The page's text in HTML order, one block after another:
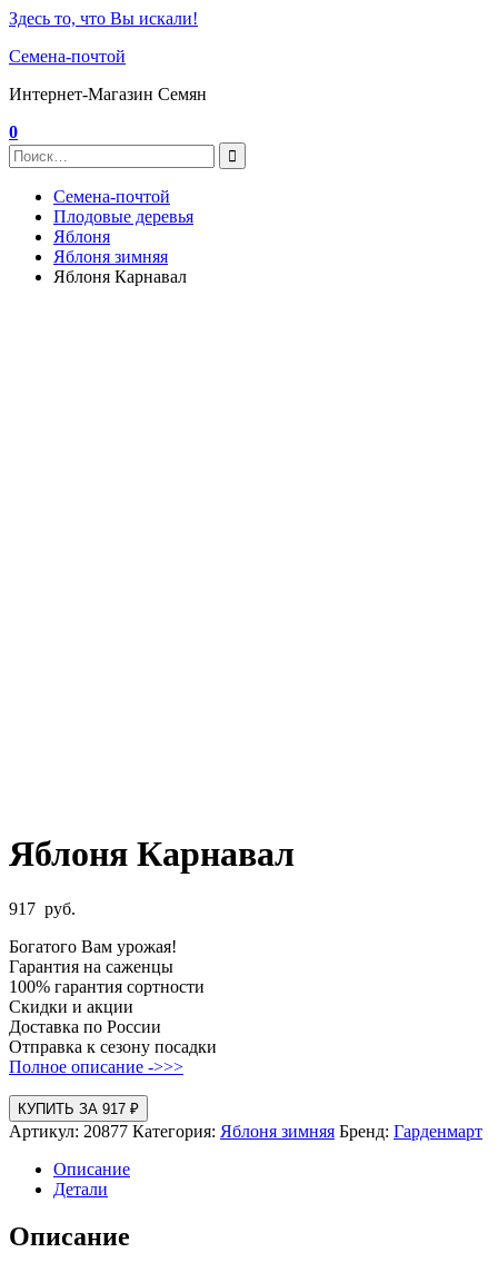
Здесь то, что Вы искали!
Семена-почтой
Интернет-Магазин Семян
0
Семена-почтой
Плодовые деревья
Яблоня
Яблоня зимняя
Яблоня Карнавал
Яблоня Карнавал
917 руб.
Богатого Вам урожая!
Гарантия на саженцы
100% гарантия сортности
Скидки и акции
Доставка по России
Отправка к сезону посадки
Полное описание ->>>
КУПИТЬ ЗА 917 ₽
Артикул: 20877 Категория: Яблоня зимняя Бренд: Гарденмарт
Описание
Детали
Описание